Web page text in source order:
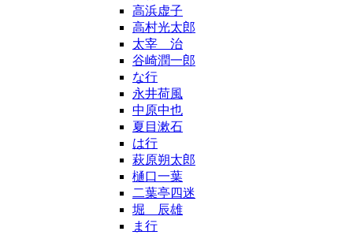
高浜虚子
高村光太郎
太宰 治
谷崎潤一郎
な行
永井荷風
中原中也
夏目漱石
は行
萩原朔太郎
樋口一葉
二葉亭四迷
堀 辰雄
ま行